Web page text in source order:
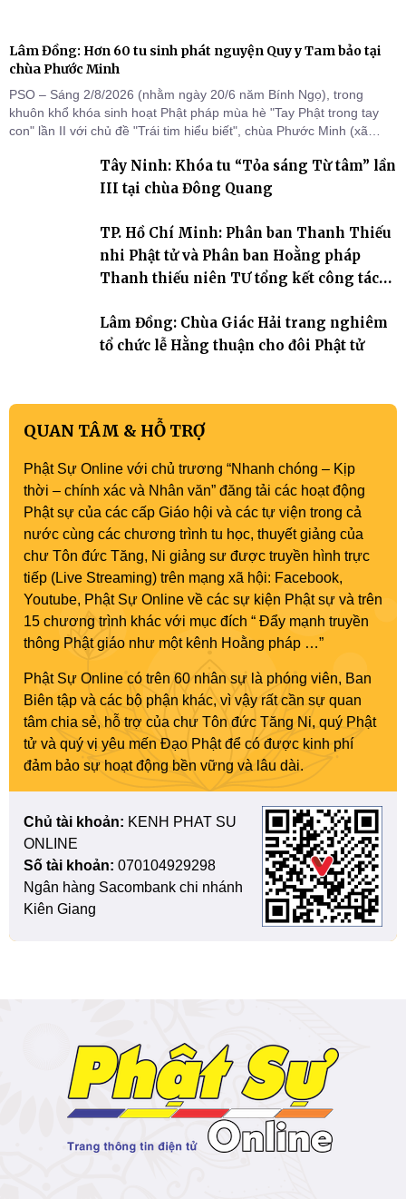
Lâm Đồng: Hơn 60 tu sinh phát nguyện Quy y Tam bảo tại
chùa Phước Minh
PSO – Sáng 2/8/2026 (nhằm ngày 20/6 năm Bính Ngọ), trong
khuôn khổ khóa sinh hoạt Phật pháp mùa hè "Tay Phật trong tay
con" lần II với chủ đề "Trái tim hiểu biết", chùa Phước Minh (xã
cho hơn 60 tu sinh.Tây Ninh: Khóa tu “Tỏa sáng Từ tâm” lần
III tại chùa Đông Quang
TP. Hồ Chí Minh: Phân ban Thanh Thiếu
nhi Phật tử và Phân ban Hoằng pháp
Thanh thiếu niên TƯ tổng kết công tác
Lâm Đồng: Chùa Giác Hải trang nghiêm
tổ chức lễ Hằng thuận cho đôi Phật tử
QUAN TÂM & HỖ TRỢ
Phật Sự Online với chủ trương “Nhanh chóng – Kịp
thời – chính xác và Nhân văn” đăng tải các hoạt động
Phật sự của các cấp Giáo hội và các tự viện trong cả
nước cùng các chương trình tu học, thuyết giảng của
chư Tôn đức Tăng, Ni giảng sư được truyền hình trực
tiếp (Live Streaming) trên mạng xã hội: Facebook,
Youtube, Phật Sự Online về các sự kiện Phật sự và trên
15 chương trình khác với mục đích “ Đẩy mạnh truyền
thông Phật giáo như một kênh Hoằng pháp …”
Phật Sự Online có trên 60 nhân sự là phóng viên, Ban
Biên tập và các bộ phận khác, vì vậy rất cần sự quan
tâm chia sẻ, hỗ trợ của chư Tôn đức Tăng Ni, quý Phật
tử và quý vị yêu mến Đạo Phật để có được kinh phí
đảm bảo sự hoạt động bền vững và lâu dài.
Chủ tài khoản: KENH PHAT SU
ONLINE
Số tài khoản: 070104929298
Ngân hàng Sacombank chi nhánh
Kiên Giang